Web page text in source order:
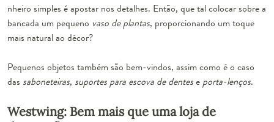
nheiro simples é apostar nos detalhes. Então, que tal colocar sobre a
bancada um pequeno vaso de plantas, proporcionando um toque
mais natural ao décor?
Pequenos objetos também são bem-vindos, assim como é o caso
das saboneteiras, suportes para escova de dentese porta-lenços.
Westwing: Bem mais que uma loja de